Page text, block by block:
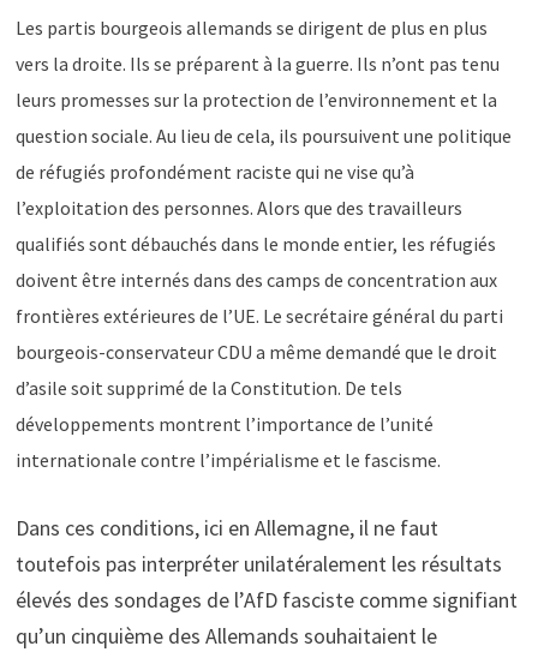
Les partis bourgeois allemands se dirigent de plus en plus
vers la droite. Ils se préparent à la guerre. Ils n’ont pas tenu
leurs promesses sur la protection de l’environnement et la
question sociale. Au lieu de cela, ils poursuivent une politique
de réfugiés profondément raciste qui ne vise qu’à
l’exploitation des personnes. Alors que des travailleurs
qualifiés sont débauchés dans le monde entier, les réfugiés
doivent être internés dans des camps de concentration aux
frontières extérieures de l’UE. Le secrétaire général du parti
bourgeois-conservateur CDU a même demandé que le droit
d’asile soit supprimé de la Constitution. De tels
développements montrent l’importance de l’unité
internationale contre l’impérialisme et le fascisme.
Dans ces conditions, ici en Allemagne, il ne faut
toutefois pas interpréter unilatéralement les résultats
élevés des sondages de l’AfD fasciste comme signifiant
qu’un cinquième des Allemands souhaitaient le